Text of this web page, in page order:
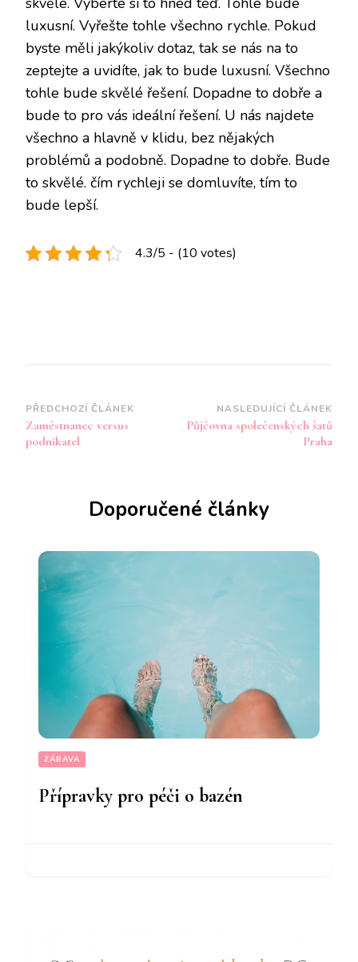
luxusní. Vyřešte tohle všechno rychle. Pokud
byste měli jakýkoliv dotaz, tak se nás na to
zeptejte a uvidíte, jak to bude luxusní. Všechno
tohle bude skvělé řešení. Dopadne to dobře a
bude to pro vás ideální řešení. U nás najdete
všechno a hlavně v klidu, bez nějakých
problémů a podobně. Dopadne to dobře. Bude
to skvělé. čím rychleji se domluvíte, tím to
bude lepší.
4.3/5 - (10 votes)
Navigace
příspěvku
PŘEDCHOZÍ ČLÁNEK
Zaměstnanec versus
podnikatel
NASLEDUJÍCÍ ČLÁNEK
Půjčovna společenských šatů
Praha
Doporučené články
ZÁBAVA
Přípravky pro péči o bazén